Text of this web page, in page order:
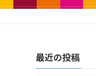
最近の投稿